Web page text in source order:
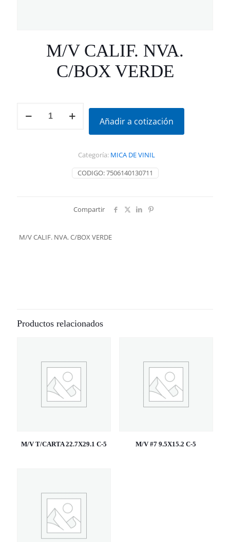
M/V CALIF. NVA.
C/BOX VERDE
CALIF.
Añadir a cotización
CODIGO:7506140130711
Categoría: MICA DE VINIL
Compartir
M/V CALIF. NVA. C/BOX VERDE
Productos relacionados
M/V T/CARTA 22.7X29.1 C-5 M/V #7 9.5X15.2 C-5